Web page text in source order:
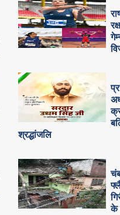
श्रद्धांजलि
के